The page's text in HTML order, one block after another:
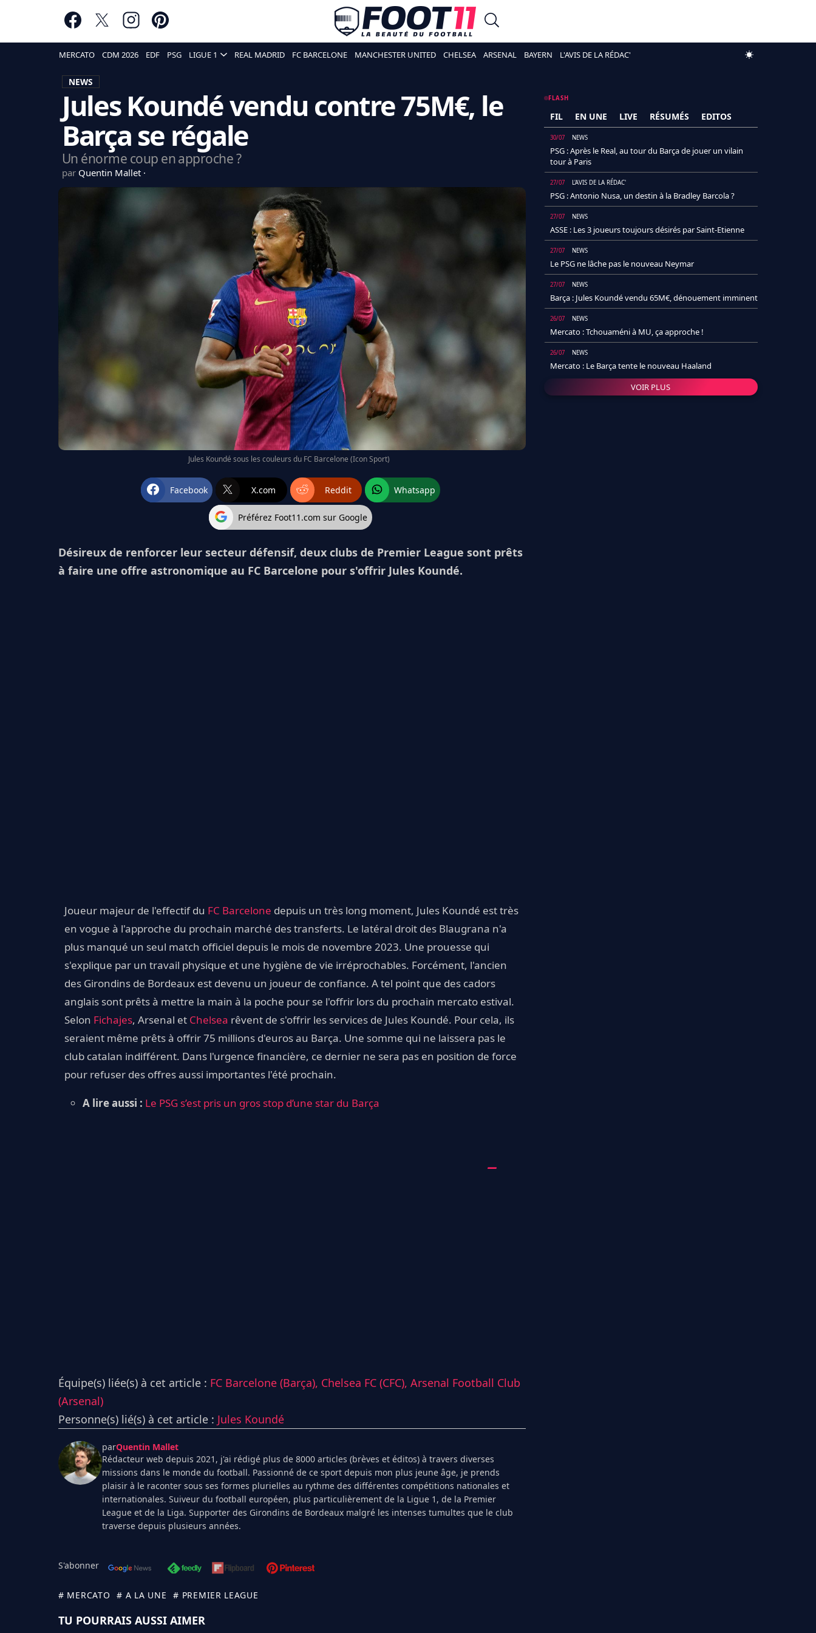
MERCATO CDM 2026 EDF PSG LIGUE 1 REAL MADRID FC BARCELONE MANCHESTER UNITED CHELSEA ARSENAL BAYERN L'AVIS DE LA RÉDAC'
NEWS
Jules Koundé vendu contre 75M€, le
Barça se régale
Un énorme coup en approche ?
par Quentin Mallet
Jules Koundé sous les couleurs du FC Barcelone (Icon Sport)
Facebook X.com Reddit Whatsapp
Préférez Foot11.com sur Google
Désireux de renforcer leur secteur défensif, deux clubs de Premier League sont prêts
à faire une offre astronomique au FC Barcelone pour s'offrir Jules Koundé.
Joueur majeur de l'effectif du FC Barcelone depuis un très long moment, Jules Koundé est très
en vogue à l'approche du prochain marché des transferts. Le latéral droit des Blaugrana n'a
plus manqué un seul match officiel depuis le mois de novembre 2023. Une prouesse qui
s'explique par un travail physique et une hygiène de vie irréprochables. Forcément, l'ancien
des Girondins de Bordeaux est devenu un joueur de confiance. A tel point que des cadors
anglais sont prêts à mettre la main à la poche pour se l'offrir lors du prochain mercato estival.
Selon Fichajes, Arsenal et Chelsea rêvent de s'offrir les services de Jules Koundé. Pour cela, ils
seraient même prêts à offrir 75 millions d'euros au Barça. Une somme qui ne laissera pas le
club catalan indifférent. Dans l'urgence financière, ce dernier ne sera pas en position de force
pour refuser des offres aussi importantes l'été prochain.
A lire aussi : Le PSG s’est pris un gros stop d’une star du Barça
Équipe(s) liée(s) à cet article : FC Barcelone (Barça), Chelsea FC (CFC), Arsenal Football Club
(Arsenal)
Personne(s) lié(s) à cet article : Jules Koundé
parQuentin Mallet
Rédacteur web depuis 2021, j'ai rédigé plus de 8000 articles (brèves et éditos) à travers diverses
missions dans le monde du football. Passionné de ce sport depuis mon plus jeune âge, je prends
plaisir à le raconter sous ses formes plurielles au rythme des différentes compétitions nationales et
internationales. Suiveur du football européen, plus particulièrement de la Ligue 1, de la Premier
League et de la Liga. Supporter des Girondins de Bordeaux malgré les intenses tumultes que le club
traverse depuis plusieurs années.
S'abonner
# MERCATO # A LA UNE # PREMIER LEAGUE
TU POURRAIS AUSSI AIMER
FLASH
FIL EN UNE LIVE RÉSUMÉS EDITOS
30/07 NEWS
PSG : Après le Real, au tour du Barça de jouer un vilain
tour à Paris
27/07 L'AVIS DE LA RÉDAC'
PSG : Antonio Nusa, un destin à la Bradley Barcola ?
27/07 NEWS
ASSE : Les 3 joueurs toujours désirés par Saint-Etienne
27/07 NEWS
Le PSG ne lâche pas le nouveau Neymar
27/07 NEWS
Barça : Jules Koundé vendu 65M€, dénouement imminent
26/07 NEWS
Mercato : Tchouaméni à MU, ça approche !
26/07 NEWS
Mercato : Le Barça tente le nouveau Haaland
VOIR PLUS